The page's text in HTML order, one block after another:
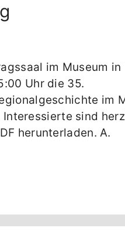
im Museum in
Uhr die 35.
im
sind
herunterladen.